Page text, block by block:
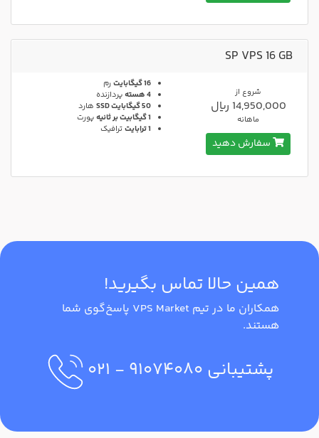
SP VPS 16 GB
16 گیگابایت
رم
4 هسته
پردازنده
50 گیگابایت SSD
هارد
1 گیگابیت بر ثانیه
پورت
1 ترابایت
ترافیک
شروع از
14,950,000 ریال
ماهانه
سفارش دهید
همین حالا تماس بگیرید!
همکاران ما در تیم VPS Market پاسخ‌گوی شما
هستند.
پشتیبانی ۹۱۰۷۴۰۸۰ - ۰۲۱